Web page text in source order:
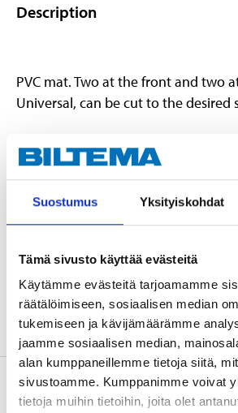
Suostumus Yksityiskohdat
Tämä sivusto käyttää evästeitä
Käytämme evästeitä tarjoamamme
räätälöimiseen, sosiaalisen median
tukemiseen ja kävijämäärämme
jaamme sosiaalisen median,
alan kumppaneillemme tietoja siitä,
sivustoamme. Kumppanimme voivat
tietoja muihin tietoihin, joita olet
Description
PVC mat. Two at the front and two
Universal, can be cut to the desired
Technical specifications
Material
Colour
About the manufacturer